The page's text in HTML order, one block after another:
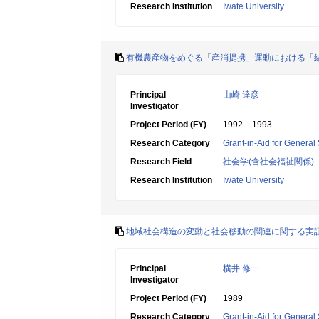
Research Institution Iwate University
有機農産物をめぐる「産消提携」運動における「
Principal
Investigator
山崎 達彦
Project Period (FY)
1992 – 1993
Research Category
Grant-in-Aid for
Research Field
社会学(含社会福祉関係)
Research Institution
Iwate University
地域社会構造の変動と社会移動の関連に関する実
Principal
Investigator
横井 修一
Project Period (FY)
1989
Research Category
Grant-in-Aid for